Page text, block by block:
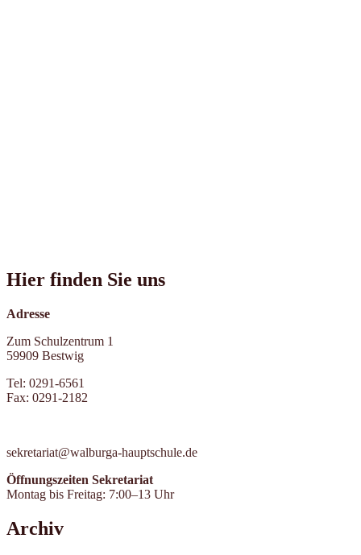
Hier finden Sie uns
Adresse
Zum Schulzentrum 1
59909 Bestwig
Tel: 0291-6561
Fax: 0291-2182
sekretariat@walburga-hauptschule.de
Öffnungszeiten Sekretariat
Montag bis Freitag: 7:00–13 Uhr
Archiv